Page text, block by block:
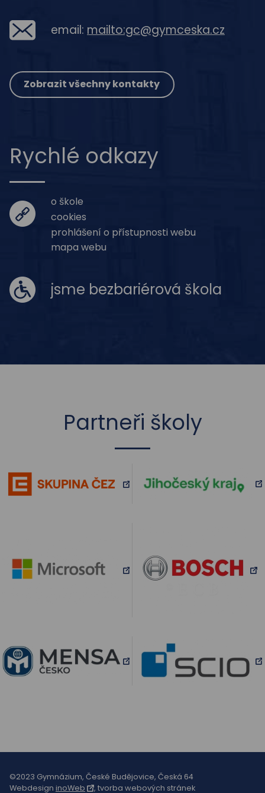
email: mailto:gc@gymceska.cz
Zobrazit všechny kontakty
Rychlé odkazy
o škole
cookies
prohlášení o přístupnosti webu
mapa webu
jsme bezbariérová škola
Partneři školy
©2023 Gymnázium, České Budějovice, Česká 64
Webdesign inoWeb , tvorba webových stránek